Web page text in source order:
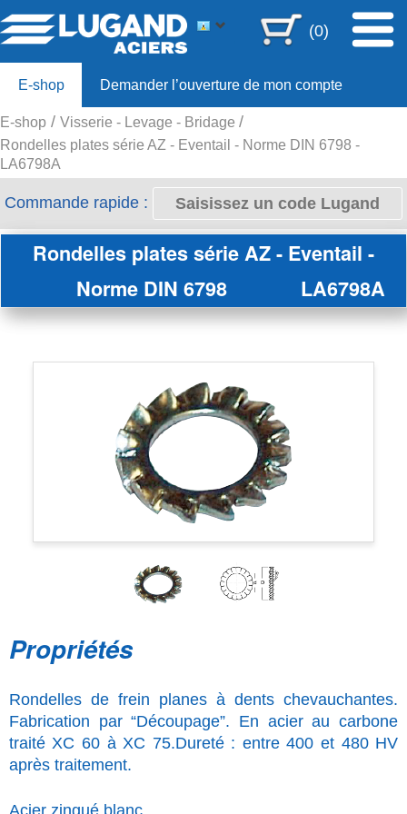
(0)
E-shop Demander l’ouverture de mon compte
Offre 80ans
E-shop
Visserie - Levage - Bridage
Rondelles plates série AZ - Eventail - Norme DIN 6798 -
LA6798A
Commande rapide :
Rondelles plates série AZ - Eventail -
Norme DIN 6798
LA6798A
Propriétés
Rondelles de frein planes à dents chevauchantes.
Fabrication par “Découpage”. En acier au carbone
traité XC 60 à XC 75.Dureté : entre 400 et 480 HV
après traitement.